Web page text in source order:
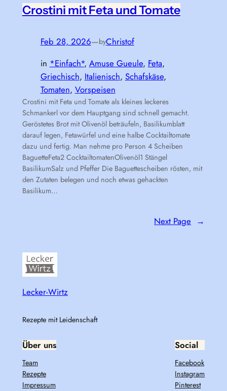
Crostini mit Feta und Tomate
Feb 28, 2026—byChristof
in *Einfach*, Amuse Gueule, Feta
Griechisch, Italienisch, Schafskäse
Tomaten, Vorspeisen
Crostini mit Feta und Tomate als kleines leckeres
Schmankerl vor dem Hauptgang sind schnell gemacht.
Geröstetes Brot mit Olivenöl beträufeln, Basilikumblatt
darauf legen, Fetawürfel und eine halbe Cocktailtomate
dazu und fertig. Man nehme pro Person 4 Scheiben
BaguetteFeta2 CocktailtomatenOlivenöl1 Stängel
BasilikumSalz und Pfeffer Die Baguettescheiben rösten, mit
den Zutaten belegen und noch etwas gehackten
Basilikum…
Next Page →
Lecker-Wirtz
Rezepte mit Leidenschaft
Über uns
Team
Rezepte
Impressum
Social
Facebook
Instagram
Pinterest